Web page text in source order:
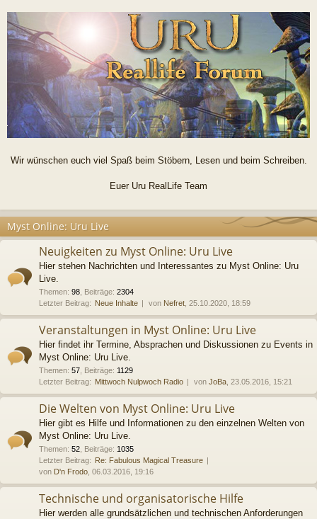
Wir wünschen euch viel Spaß beim Stöbern, Lesen und beim Schreiben.
Euer Uru RealLife Team
Myst Online: Uru Live
Neuigkeiten zu Myst Online: Uru Live
Hier stehen Nachrichten und Interessantes zu Myst Online: Uru
Live.
Themen: 98 Beiträge: 2304
Letzter Beitrag: Neue Inhalte von Nefret , 25.10.2020, 18:59
Veranstaltungen in Myst Online: Uru Live
Hier findet ihr Termine, Absprachen und Diskussionen zu Events in
Myst Online: Uru Live.
Themen: 57 Beiträge: 1129
Letzter Beitrag: Mittwoch Nulpwoch Radio von JoBa , 23.05.2016, 15:21
Die Welten von Myst Online: Uru Live
Hier gibt es Hilfe und Informationen zu den einzelnen Welten von
Myst Online: Uru Live.
Themen: 52 Beiträge: 1035
Letzter Beitrag: Re: Fabulous Magical Treasure
von D'n Frodo , 06.03.2016, 19:16
Technische und organisatorische Hilfe
Hier werden alle grundsätzlichen und technischen Anforderungen